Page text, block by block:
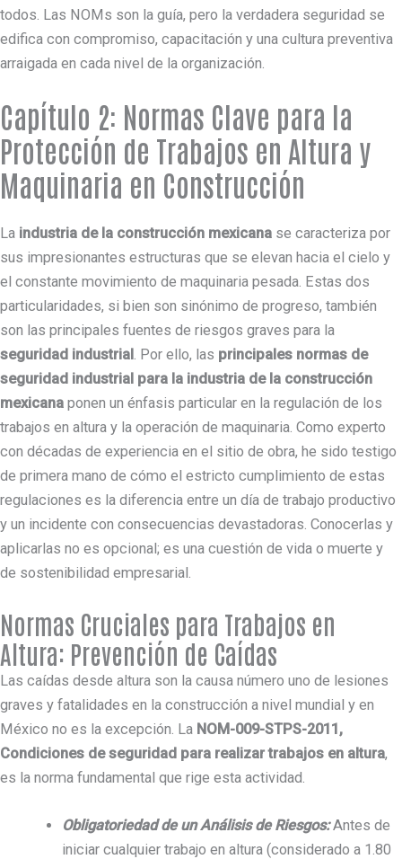
todos. Las NOMs son la guía, pero la verdadera seguridad se
edifica con compromiso, capacitación y una cultura preventiva
arraigada en cada nivel de la organización.
Capítulo 2: Normas Clave para la
Protección de Trabajos en Altura y
Maquinaria en Construcción
La industria de la construcción mexicana se caracteriza por
sus impresionantes estructuras que se elevan hacia el cielo y
el constante movimiento de maquinaria pesada. Estas dos
particularidades, si bien son sinónimo de progreso, también
son las principales fuentes de riesgos graves para la
seguridad industrial . Por ello, las principales normas de
seguridad industrial para la industria de la construcción
mexicana ponen un énfasis particular en la regulación de los
trabajos en altura y la operación de maquinaria. Como experto
con décadas de experiencia en el sitio de obra, he sido testigo
de primera mano de cómo el estricto cumplimiento de estas
regulaciones es la diferencia entre un día de trabajo productivo
y un incidente con consecuencias devastadoras. Conocerlas y
aplicarlas no es opcional; es una cuestión de vida o muerte y
de sostenibilidad empresarial.
Normas Cruciales para Trabajos en
Altura: Prevención de Caídas
Las caídas desde altura son la causa número uno de lesiones
graves y fatalidades en la construcción a nivel mundial y en
México no es la excepción. La NOM-009-STPS-2011,
Condiciones de seguridad para realizar trabajos en altura,
es la norma fundamental que rige esta actividad.
Obligatoriedad de un Análisis de Riesgos:Antes de
iniciar cualquier trabajo en altura (considerado a 1.80